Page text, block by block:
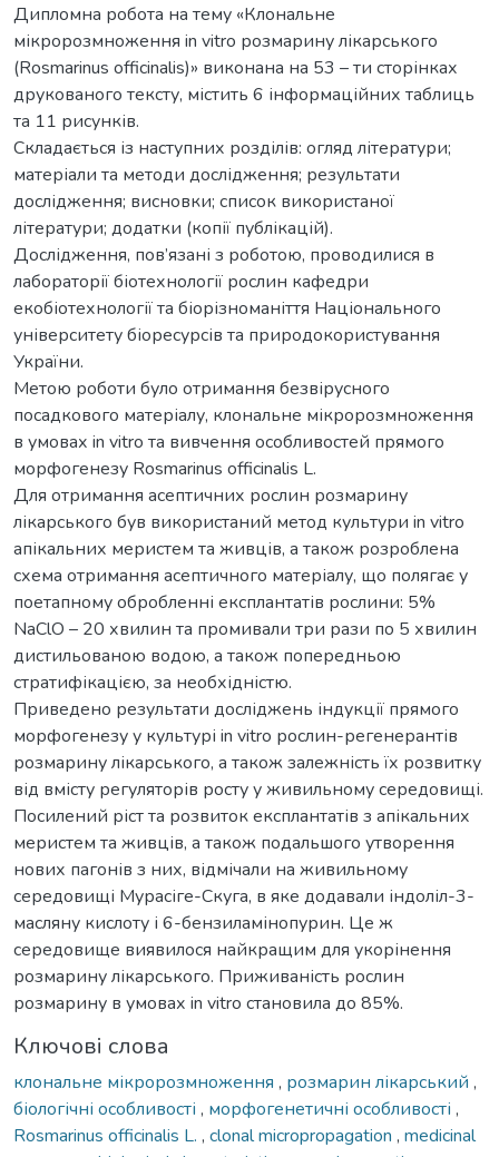
Дипломна робота на тему «Клональне
мікророзмноження in vitro розмарину лікарського
(Rosmarinus officinalis)» виконана на 53 – ти сторінках
друкованого тексту, містить 6 інформаційних таблиць
та 11 рисунків.
Складається із наступних розділів: огляд літератури;
матеріали та методи дослідження; результати
дослідження; висновки; список використаної
літератури; додатки (копії публікацій).
Дослідження, пов’язані з роботою, проводилися в
лабораторії біотехнології рослин кафедри
екобіотехнології та біорізноманіття Національного
університету біоресурсів та природокористування
України.
Метою роботи було отримання безвірусного
посадкового матеріалу, клональне мікророзмноження
в умовах in vitro та вивчення особливостей прямого
морфогенезу Rosmarinus officinalis L.
Для отримання асептичних рослин розмарину
лікарського був використаний метод культури in vitro
апікальних меристем та живців, а також розроблена
схема отримання асептичного матеріалу, що полягає у
поетапному обробленні експлантатів рослини: 5%
NaClO – 20 хвилин та промивали три рази по 5 хвилин
дистильованою водою, а також попередньою
стратифікацією, за необхідністю.
Приведено результати досліджень індукції прямого
морфогенезу у культурі in vitro рослин-регенерантів
розмарину лікарського, а також залежність їх розвитку
від вмісту регуляторів росту у живильному середовищі.
Посилений ріст та розвиток експлантатів з апікальних
меристем та живців, а також подальшого утворення
нових пагонів з них, відмічали на живильному
середовищі Мурасіге-Скуга, в яке додавали індоліл-3-
масляну кислоту і 6-бензиламінопурин. Це ж
середовище виявилося найкращим для укорінення
розмарину лікарського. Приживаність рослин
розмарину в умовах in vitro становила до 85%.
Ключові слова
клональне мікророзмноження , розмарин лікарський ,
біологічні особливості , морфогенетичні особливості ,
Rosmarinus officinalis L. , clonal micropropagation , medicinal